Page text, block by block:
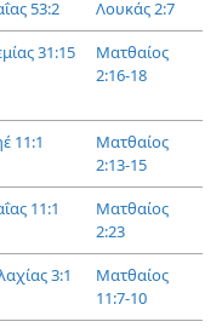
53:2
Λουκάς 2:7
31:15
Ματθαίος
2:16-18
11:1
Ματθαίος
2:13-15
11:1
Ματθαίος
2:23
3:1
Ματθαίος
11:7-10